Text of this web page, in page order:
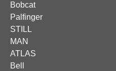
Bobcat
Palfinger
STILL
MAN
ATLAS
Bell